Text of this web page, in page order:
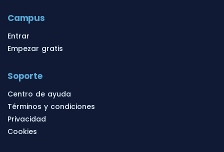
Campus
Entrar
Empezar gratis
Soporte
Centro de ayuda
Términos y condiciones
Privacidad
Cookies